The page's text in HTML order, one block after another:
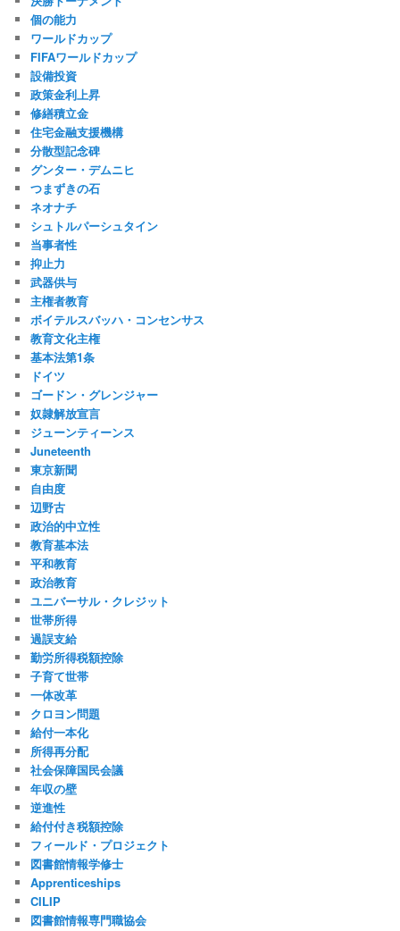
個の能力
ワールドカップ
FIFAワールドカップ
設備投資
政策金利上昇
修繕積立金
住宅金融支援機構
分散型記念碑
グンター・デムニヒ
つまずきの石
ネオナチ
シュトルパーシュタイン
当事者性
抑止力
武器供与
主権者教育
ボイテルスバッハ・コンセンサス
教育文化主権
基本法第1条
ドイツ
ゴードン・グレンジャー
奴隷解放宣言
ジューンティーンス
Juneteenth
東京新聞
自由度
辺野古
政治的中立性
教育基本法
平和教育
政治教育
ユニバーサル・クレジット
世帯所得
過誤支給
勤労所得税額控除
子育て世帯
一体改革
クロヨン問題
給付一本化
所得再分配
社会保障国民会議
年収の壁
逆進性
給付付き税額控除
フィールド・プロジェクト
図書館情報学修士
Apprenticeships
CILIP
図書館情報専門職協会